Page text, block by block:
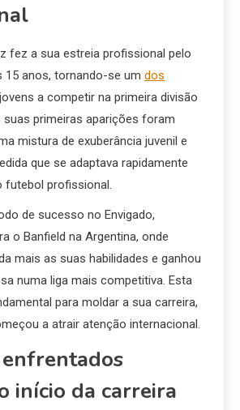
fez a sua estreia profissional pelo
15 anos, tornando-se um dos
a competir na primeira divisão
suas primeiras aparições foram
mistura de exuberância juvenil e
que se adaptava rapidamente
futebol profissional.
de sucesso no Envigado,
o Banfield na Argentina, onde
mais as suas habilidades e ganhou
numa liga mais competitiva. Esta
para moldar a sua carreira,
a atrair atenção internacional.
início da carreira